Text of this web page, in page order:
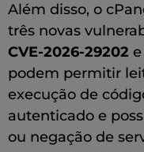
Além disso, o
três novas
CVE-2026-29202 e
podem permitir
execução de
autenticado e
ou negação de